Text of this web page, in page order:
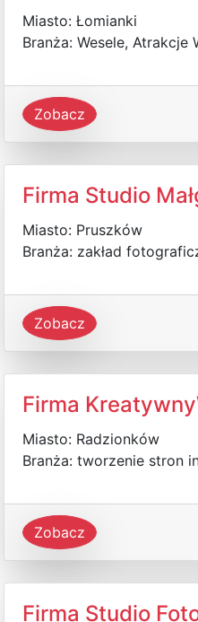
Miasto: Łomianki
Branża: Wesele, Atrakcje
Zobacz
Firma Studio
Miasto: Pruszków
Branża: zakład
Zobacz
Firma
Miasto: Radzionków
Branża: tworzenie stron
Zobacz
Firma Studio